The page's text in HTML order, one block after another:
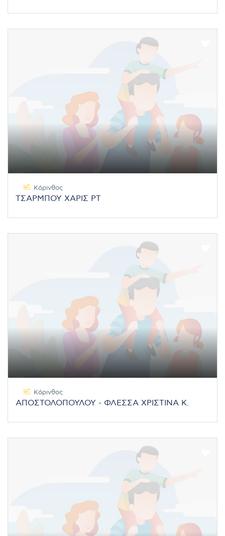
Κόρινθος
ΤΣΑΡΜΠΟΥ ΧΑΡΙΣ PT
Κόρινθος
ΑΠΟΣΤΟΛΟΠΟΥΛΟΥ - ΦΛΕΣΣΑ ΧΡΙΣΤΙΝΑ Κ.